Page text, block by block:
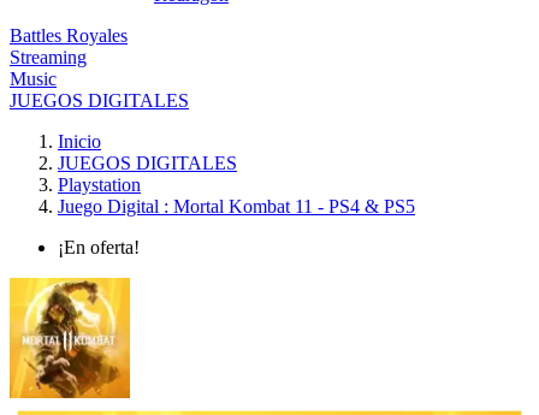
Battles Royales
Streaming
Music
JUEGOS DIGITALES
Inicio
JUEGOS DIGITALES
Playstation
Juego Digital : Mortal Kombat 11 - PS4 & PS5
¡En oferta!